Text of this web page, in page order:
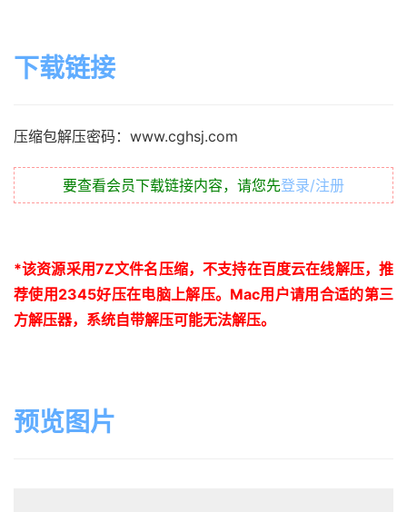
下载链接
压缩包解压密码：www.cghsj.com
要查看会员下载链接内容，请您先登录/注册
*该资源采用7Z文件名压缩，不支持在百度云在线解压，推
荐使用2345好压在电脑上解压。 Mac用户请用合适的第三
方解压器，系统自带解压可能无法解压。
预览图片